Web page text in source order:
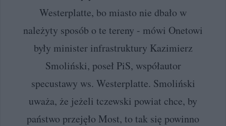
Westerplatte, bo miasto nie dbało w
należyty sposób o te tereny - mówi Onetowi
były minister infrastruktury Kazimierz
Smoliński, poseł PiS, współautor
specustawy ws. Westerplatte. Smoliński
uważa, że jeżeli tczewski powiat chce, by
państwo przejęło Most, to tak się powinno